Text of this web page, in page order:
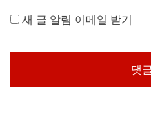
새 글 알림 이메일 받기